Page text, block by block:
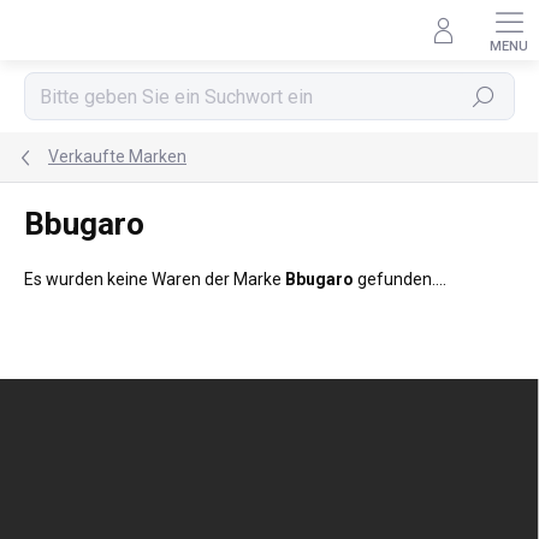
Suchen
Verkaufte Marken
Bbugaro
Es wurden keine Waren der Marke Bbugaro gefunden....